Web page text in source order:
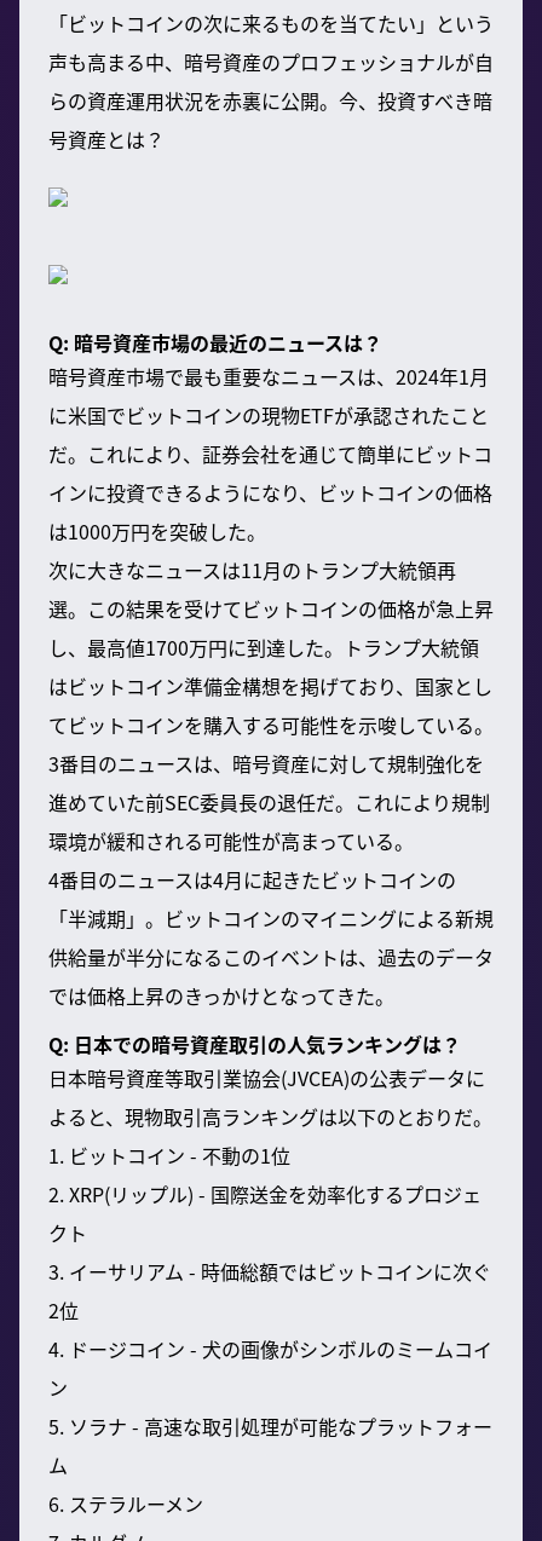
「ビットコインの次に来るものを当てたい」という
声も高まる中、暗号資産のプロフェッショナルが自
らの資産運用状況を赤裏に公開。今、投資すべき暗
号資産とは？
Q: 暗号資産市場の最近のニュースは？
暗号資産市場で最も重要なニュースは、2024年1月
に米国でビットコインの現物ETFが承認されたこと
だ。これにより、証券会社を通じて簡単にビットコ
インに投資できるようになり、ビットコインの価格
は1000万円を突破した。
次に大きなニュースは11月のトランプ大統領再
選。この結果を受けてビットコインの価格が急上昇
し、最高値1700万円に到達した。トランプ大統領
はビットコイン準備金構想を掲げており、国家とし
てビットコインを購入する可能性を示唆している。
3番目のニュースは、暗号資産に対して規制強化を
進めていた前SEC委員長の退任だ。これにより規制
環境が緩和される可能性が高まっている。
4番目のニュースは4月に起きたビットコインの
「半減期」。ビットコインのマイニングによる新規
供給量が半分になるこのイベントは、過去のデータ
では価格上昇のきっかけとなってきた。
Q: 日本での暗号資産取引の人気ランキングは？
日本暗号資産等取引業協会(JVCEA)の公表データに
よると、現物取引高ランキングは以下のとおりだ。
1. ビットコイン - 不動の1位
2. XRP(リップル) - 国際送金を効率化するプロジェ
クト
3. イーサリアム - 時価総額ではビットコインに次ぐ
2位
4. ドージコイン - 犬の画像がシンボルのミームコイ
ン
5. ソラナ - 高速な取引処理が可能なプラットフォー
ム
6. ステラルーメン